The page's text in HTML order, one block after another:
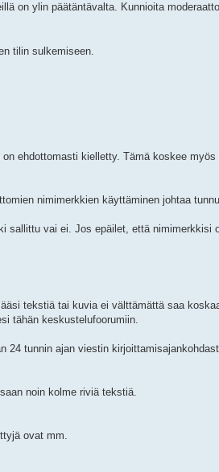
on ylin päätäntävalta. Kunnioita
tilin sulkemiseen.
ehdottomasti kielletty. Tämä koskee
nimimerkkien käyttäminen johtaa
sallittu vai ei. Jos epäilet, että nimimerkkisi
tekstiä tai kuvia ei välttämättä saa
tähän keskustelufoorumiin.
24 tunnin ajan viestin
noin kolme riviä tekstiä.
ovat mm.